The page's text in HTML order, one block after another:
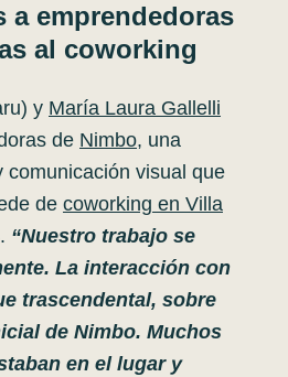
a emprendedoras
al coworking
y María Laura Gallelli
de Nimbo, una
comunicación visual que
de coworking en Villa
“Nuestro trabajo se
La interacción con
trascendental, sobre
de Nimbo. Muchos
en el lugar y